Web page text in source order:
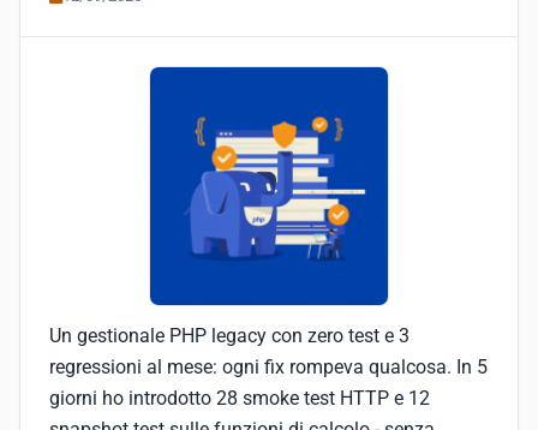
Un gestionale PHP legacy con zero test e 3
regressioni al mese: ogni fix rompeva qualcosa. In 5
giorni ho introdotto 28 smoke test HTTP e 12